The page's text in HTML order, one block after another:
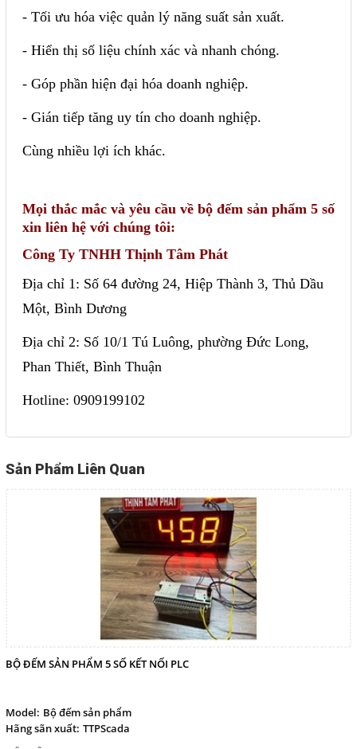
- Tối ưu hóa việc quản lý năng suất sản xuất.
- Hiển thị số liệu chính xác và nhanh chóng.
- Góp phần hiện đại hóa doanh nghiệp.
- Gián tiếp tăng uy tín cho doanh nghiệp.
Cùng nhiều lợi ích khác.
Mọi thắc mắc và yêu cầu về bộ đếm sản phẩm 5 số
xin liên hệ với chúng tôi:
Công Ty TNHH Thịnh Tâm Phát
Địa chỉ 1: Số 64 đường 24, Hiệp Thành 3, Thủ Dầu
Một, Bình Dương
Địa chỉ 2: Số 10/1 Tú Luông, phường Đức Long,
Phan Thiết, Bình Thuận
Hotline: 0909199102
Sản Phẩm Liên Quan
BỘ ĐẾM SẢN PHẨM 5 SỐ KẾT NỐI PLC
Model: Bộ đếm sản phẩm
Hãng sãn xuất: TTPScada